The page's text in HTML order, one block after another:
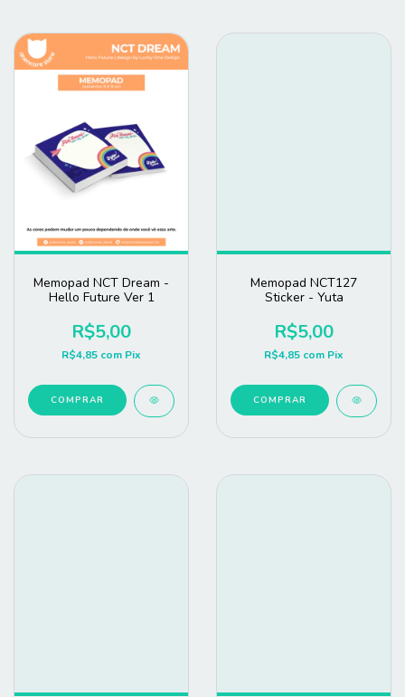
Memopad NCT Dream -
Hello Future Ver 1
R$5,00
R$4,85 com Pix
COMPRAR
Memopad NCT127
Sticker - Yuta
R$5,00
R$4,85 com Pix
COMPRAR